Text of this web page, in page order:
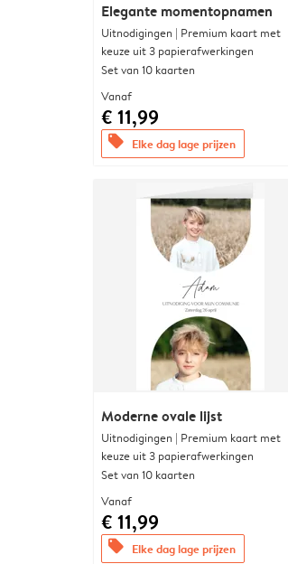
Elegante momentopnamen
Uitnodigingen | Premium kaart met
keuze uit 3 papierafwerkingen
Set van 10 kaarten
Vanaf
€ 11,99
offers Elke dag lage prijzen
Moderne ovale lijst
Uitnodigingen | Premium kaart met
keuze uit 3 papierafwerkingen
Set van 10 kaarten
Vanaf
€ 11,99
offers Elke dag lage prijzen